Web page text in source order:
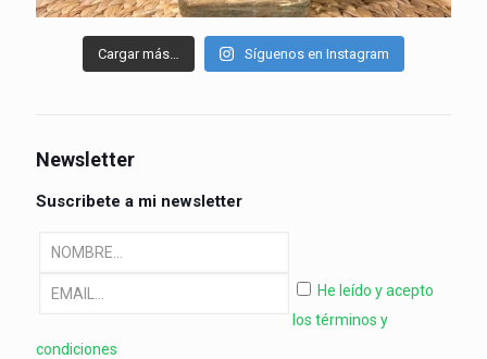
Cargar más… Síguenos en Instagram
Newsletter
Suscribete a mi newsletter
He leído y acepto
los términos y
condiciones